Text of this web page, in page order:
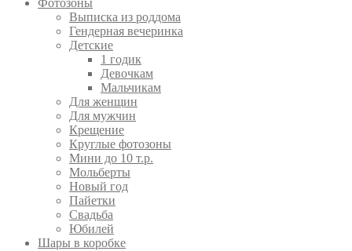
Фотозоны
Выписка из роддома
Гендерная вечеринка
Детские
1 годик
Девочкам
Мальчикам
Для женщин
Для мужчин
Крещение
Круглые фотозоны
Мини до 10 т.р.
Мольберты
Новый год
Пайетки
Свадьба
Юбилей
Шары в коробке